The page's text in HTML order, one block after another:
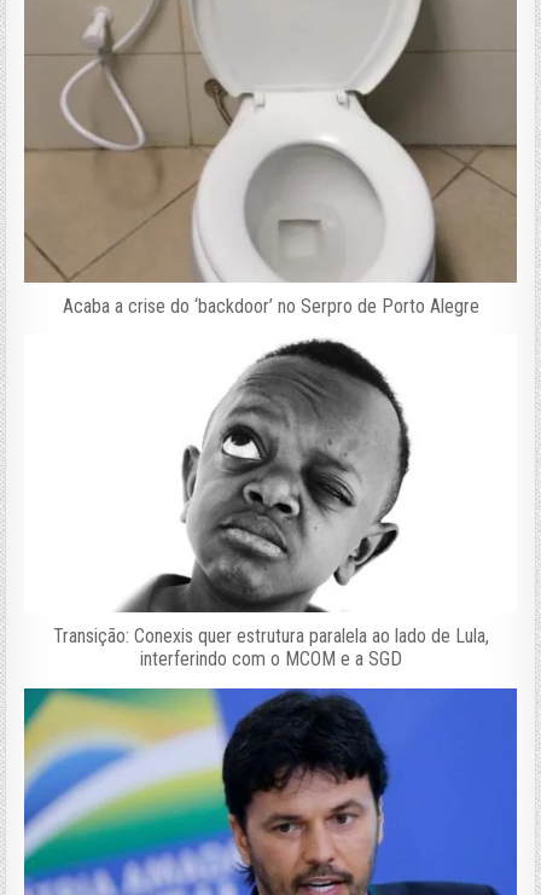
Acaba a crise do ‘backdoor’ no Serpro de Porto Alegre
Transição: Conexis quer estrutura paralela ao lado de Lula,
interferindo com o MCOM e a SGD